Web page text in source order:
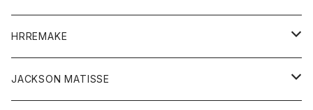
コート
ウォレット
ストール
キッズ
Tシャツ
グッズ
カーディガン
コート
キッズ
Tシャツ
グッズ
ブラウス
ワンピース
HRREMAKE
バック
JACKSON MATISSE